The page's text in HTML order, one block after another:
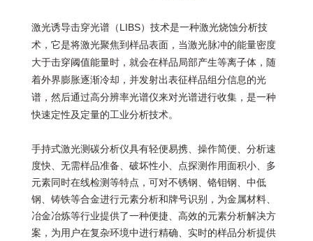
激光诱导击穿光谱（LIBS）技术是一种激光烧蚀分析技
术，它是将激光聚焦到样品表面，当激光脉冲的能量密度
大于击穿阈值能量时，就会在样品局部产生等离子体，随
着外界膨胀逐渐冷却，并发射出表征样品组分信息的光
谱，然后通过高分辨率光谱仪来对光谱进行收集，是一种
快速定性及定量的工业分析技术。
手持式激光测碳分析仪具有轻便易携、操作简便、分析速
度快、无需样品准备、破坏性小、点探测作用面积小、多
元素同时在线检测等特点，可对不锈钢、铬钼钢、中低
钢、铸铁等合金进行元素分析和牌号识别，为金属材料、
冶金冶炼等行业提供了一种便捷、高效的元素分析解决方
案，为用户在复杂环境中进行精确、实时的样品分析提供